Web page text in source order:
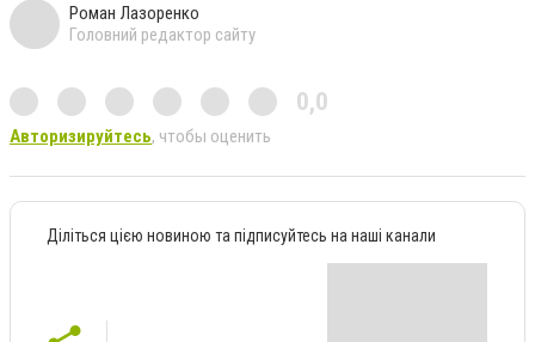
Роман Лазоренко
Головний редактор сайту
0,0
Авторизируйтесь, чтобы оценить
Діліться цією новиною та підписуйтесь на наші канали